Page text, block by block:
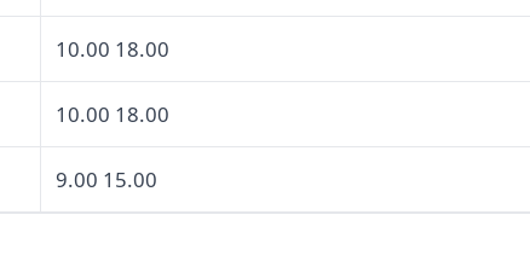
10.00 18.00
10.00 18.00
9.00 15.00